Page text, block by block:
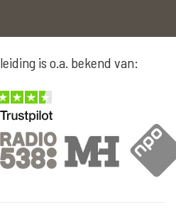
is o.a. bekend van: